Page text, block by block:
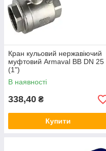
Кран кульовий нержавіючий
муфтовий Armaval ВВ DN 25
(1")
В наявності
338,40 ₴
Купити